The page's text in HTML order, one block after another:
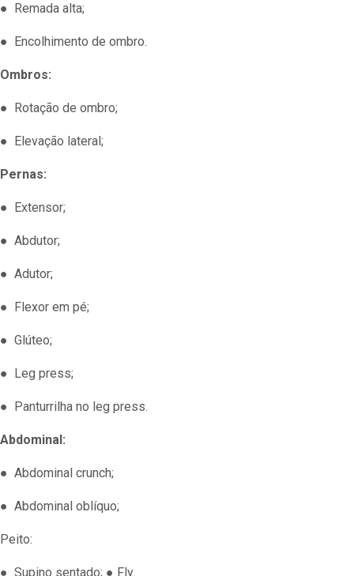
● Remada alta;
● Encolhimento de ombro.
Ombros:
● Rotação de ombro;
● Elevação lateral;
Pernas:
● Extensor;
● Abdutor;
● Adutor;
● Flexor em pé;
● Glúteo;
● Leg press;
● Panturrilha no leg press.
Abdominal:
● Abdominal crunch;
● Abdominal oblíquo;
Peito:
● Supino sentado; ● Fly